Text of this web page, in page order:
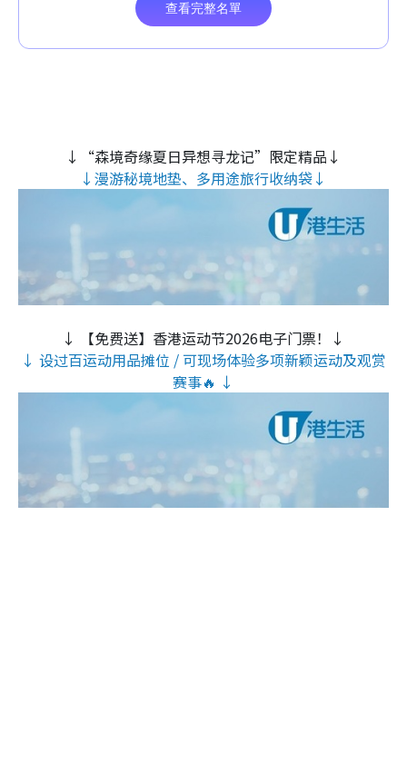
↓“森境奇缘夏日异想寻龙记”限定精品↓
↓漫游秘境地垫、多用途旅行收纳袋↓
↓ 【免费送】香港运动节2026电子门票！↓
↓ 设过百运动用品摊位 / 可现场体验多项新颖运动及观赏
赛事🔥 ↓